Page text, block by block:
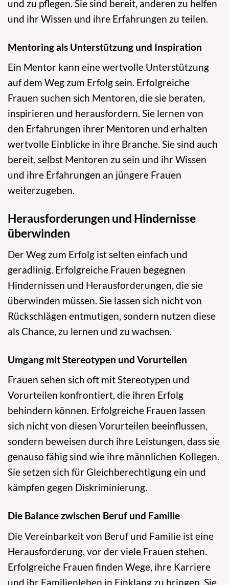
und zu pflegen. Sie sind bereit, anderen zu helfen
und ihr Wissen und ihre Erfahrungen zu teilen.
Mentoring als Unterstützung und Inspiration
Ein Mentor kann eine wertvolle Unterstützung
auf dem Weg zum Erfolg sein. Erfolgreiche
Frauen suchen sich Mentoren, die sie beraten,
inspirieren und herausfordern. Sie lernen von
den Erfahrungen ihrer Mentoren und erhalten
wertvolle Einblicke in ihre Branche. Sie sind auch
bereit, selbst Mentoren zu sein und ihr Wissen
und ihre Erfahrungen an jüngere Frauen
weiterzugeben.
Herausforderungen und Hindernisse
überwinden
Der Weg zum Erfolg ist selten einfach und
geradlinig. Erfolgreiche Frauen begegnen
Hindernissen und Herausforderungen, die sie
überwinden müssen. Sie lassen sich nicht von
Rückschlägen entmutigen, sondern nutzen diese
als Chance, zu lernen und zu wachsen.
Umgang mit Stereotypen und Vorurteilen
Frauen sehen sich oft mit Stereotypen und
Vorurteilen konfrontiert, die ihren Erfolg
behindern können. Erfolgreiche Frauen lassen
sich nicht von diesen Vorurteilen beeinflussen,
sondern beweisen durch ihre Leistungen, dass sie
genauso fähig sind wie ihre männlichen Kollegen.
Sie setzen sich für Gleichberechtigung ein und
kämpfen gegen Diskriminierung.
Die Balance zwischen Beruf und Familie
Die Vereinbarkeit von Beruf und Familie ist eine
Herausforderung, vor der viele Frauen stehen.
Erfolgreiche Frauen finden Wege, ihre Karriere
und ihr Familienleben in Einklang zu bringen. Sie